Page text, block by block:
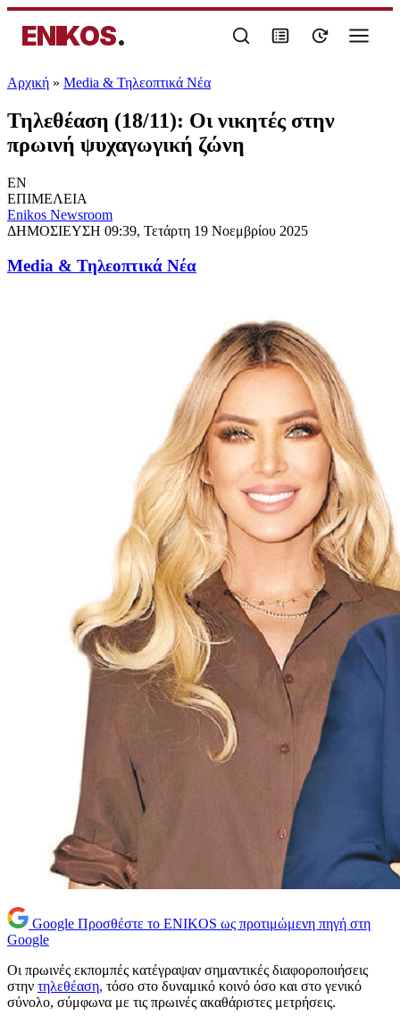
ENIKOS.
Αρχική » Media & Τηλεοπτικά Νέα
Τηλεθέαση (18/11): Οι νικητές στην
πρωινή ψυχαγωγική ζώνη
EN
ΕΠΙΜΕΛΕΙΑ
Enikos Newsroom
ΔΗΜΟΣΙΕΥΣΗ 09:39, Τετάρτη 19 Νοεμβρίου 2025
Media & Τηλεοπτικά Νέα
Google Προσθέστε το ENIKOS ως προτιμώμενη πηγή στη
Google
Οι πρωινές εκπομπές κατέγραψαν σημαντικές διαφοροποιήσεις
στην τηλεθέαση, τόσο στο δυναμικό κοινό όσο και στο γενικό
σύνολο, σύμφωνα με τις πρωινές ακαθάριστες μετρήσεις.